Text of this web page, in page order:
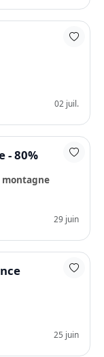
02 juil.
- 80%
montagne
29 juin
25 juin